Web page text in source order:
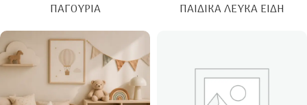
ΠΑΓΟΎΡΙΑ ΠΑΙΔΙΚΆ ΛΕΥΚΆ ΕΊΔΗ